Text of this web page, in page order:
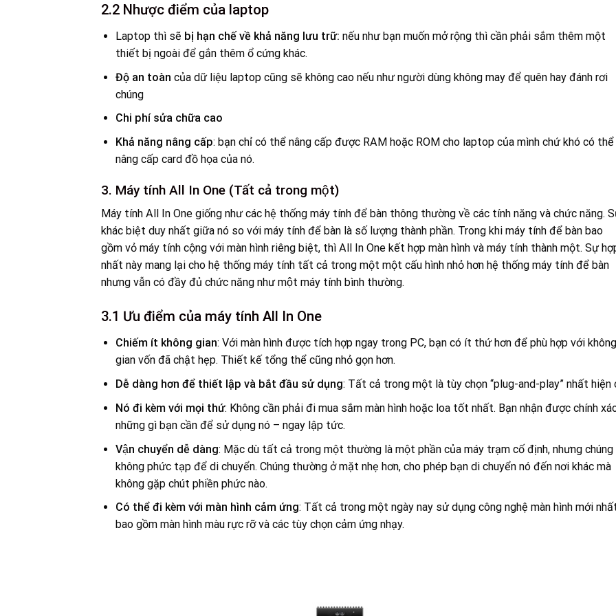
2.2 Nhược điểm của laptop
Laptop thì sẽ bị hạn chế về khả năng lưu trữ: nếu như bạn muốn mở rộng thì cần phải sắm thêm một
thiết bị ngoài để gắn thêm ổ cứng khác.
Độ an toàn của dữ liệu laptop cũng sẽ không cao nếu như người dùng không may để quên hay đánh rơi
chúng
Chi phí sửa chữa cao
Khả năng nâng cấp: bạn chỉ có thể nâng cấp được RAM hoặc ROM cho laptop của mình chứ khó có thể
nâng cấp card đồ họa của nó.
3. Máy tính All In One (Tất cả trong một)
Máy tính All In One giống như các hệ thống máy tính để bàn thông thường về các tính năng và chức năng.
khác biệt duy nhất giữa nó so với máy tính để bàn là số lượng thành phần. Trong khi máy tính để bàn bao
gồm vỏ máy tính cộng với màn hình riêng biệt, thì All In One kết hợp màn hình và máy tính thành một. Sự
nhất này mang lại cho hệ thống máy tính tất cả trong một một cấu hình nhỏ hơn hệ thống máy tính để bàn
nhưng vẫn có đầy đủ chức năng như một máy tính bình thường.
3.1 Ưu điểm của máy tính All In One
Chiếm ít không gian: Với màn hình được tích hợp ngay trong PC, bạn có ít thứ hơn để phù hợp với không
gian vốn đã chật hẹp. Thiết kế tổng thể cũng nhỏ gọn hơn.
Dễ dàng hơn để thiết lập và bắt đầu sử dụng: Tất cả trong một là tùy chọn “plug-and-play” nhất hiện
Nó đi kèm với mọi thứ: Không cần phải đi mua sắm màn hình hoặc loa tốt nhất. Bạn nhận được chính
những gì bạn cần để sử dụng nó – ngay lập tức.
Vận chuyển dễ dàng: Mặc dù tất cả trong một thường là một phần của máy trạm cố định, nhưng chúng
không phức tạp để di chuyển. Chúng thường ở mặt nhẹ hơn, cho phép bạn di chuyển nó đến nơi khác mà
không gặp chút phiền phức nào.
Có thể đi kèm với màn hình cảm ứng: Tất cả trong một ngày nay sử dụng công nghệ màn hình mới
bao gồm màn hình màu rực rỡ và các tùy chọn cảm ứng nhạy.